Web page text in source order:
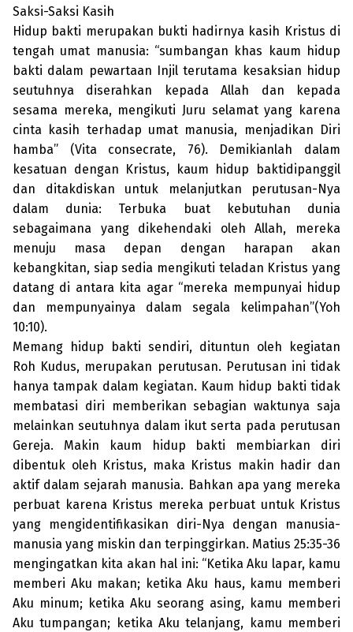
Saksi-Saksi Kasih
Hidup bakti merupakan bukti hadirnya kasih Kristus di
tengah umat manusia: “sumbangan khas kaum hidup
bakti dalam pewartaan Injil terutama kesaksian hidup
seutuhnya diserahkan kepada Allah dan kepada
sesama mereka, mengikuti Juru selamat yang karena
cinta kasih terhadap umat manusia, menja­dikan Diri
hamba” (Vita consecrate, 76). Demikianlah dalam
kesatuan dengan Kristus, kaum hidup baktidipanggil
dan ditakdiskan untuk melanjutkan per­utusan-Nya
dalam dunia: Terbuka buat kebutuhan dunia
sebagaimana yang dikehendaki oleh Allah, mereka
menuju masa depan dengan harapan akan
kebangkitan, siap sedia mengikuti teladan Kristus yang
datang di antara kita agar “mereka mempunyai hidup
dan mempunyainya dalam segala kelim­pahan”(Yoh
10:10).
Memang hidup bakti sendiri, ditun­tun oleh kegiatan
Roh Kudus, meru­pakan perutusan. Perutusan ini tidak
hanya tampak dalam kegiatan. Kaum hidup bakti tidak
membatasi diri memberikan sebagian waktunya saja
melainkan seutuhnya dalam ikut serta pada perutusan
Gereja. Makin kaum hidup bakti membiarkan diri
dibentuk oleh Kris­tus, maka Kristus makin hadir dan
aktif dalam sejarah manusia. Bahkan apa yang mereka
perbuat karena Kristus mereka perbuat untuk Kristus
yang meng­identifikasikan diri-Nya dengan manusia-
manusia yang miskin dan terpinggirkan. Matius 25:35-36
meng­ingatkan kita akan hal ini: “Ketika Aku lapar, kamu
memberi Aku makan; ketika Aku haus, kamu memberi
Aku minum; ketika Aku seorang asing, kamu memberi
Aku tumpangan; ketika Aku telanjang, kamu memberi